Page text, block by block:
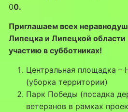
00.
Приглашаем всех
Липецка и Липецкой
участию в субботниках!
Центральная площадка –
(уборка территории)
Парк Победы (посадка
ветеранов в рамках